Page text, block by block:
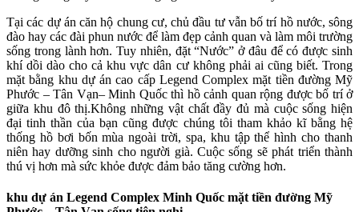
Tại các dự án căn hộ chung cư, chủ đầu tư vẫn bố trí hồ nước, sông
đào hay các đài phun nước để làm đẹp cảnh quan và làm môi trường
sống trong lành hơn. Tuy nhiên, đặt “Nước” ở đâu để có được sinh
khí dồi dào cho cả khu vực dân cư không phải ai cũng biết. Trong
mặt bằng khu dự án cao cấp Legend Complex mặt tiền đường Mỹ
Phước – Tân Vạn– Minh Quốc thì hồ cảnh quan rộng được bố trí ở
giữa khu đô thị.Không những vật chất đầy đủ mà cuộc sống hiện
đại tinh thần của bạn cũng được chúng tôi tham khảo kĩ bằng hệ
thống hồ bơi bốn mùa ngoài trời, spa, khu tập thể hình cho thanh
niên hay dưỡng sinh cho người già. Cuộc sống sẽ phát triển thành
thú vị hơn mà sức khỏe được đảm bảo tăng cường hơn.
khu dự án Legend Complex Minh Quốc mặt tiền đường Mỹ